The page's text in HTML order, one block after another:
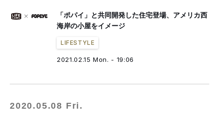
「ポパイ」と共同開発した住宅登場、アメリカ西
海岸の小屋をイメージ
LIFESTYLE
2021.02.15 Mon. - 19:06
2020.05.08 Fri.